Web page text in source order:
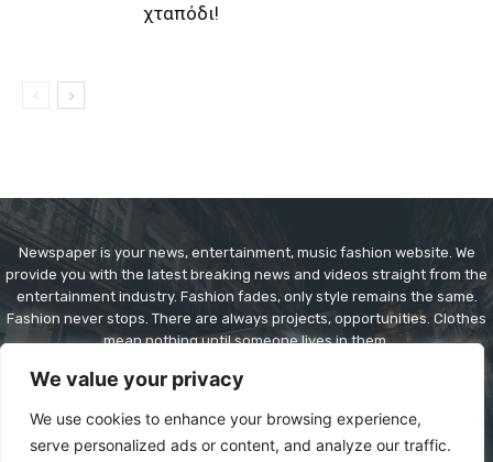
We value your privacy
We use cookies to enhance your browsing experience,
serve personalized ads or content, and analyze our traffic.
χταπόδι!
Newspaper is your news, entertainment, music fashion website. We
provide you with the latest breaking news and videos straight from the
entertainment industry. Fashion fades, only style remains the same.
Fashion never stops. There are always projects, opportunities. Clothes
mean nothing until someone lives in them.
Contact us:contact@yoursite.com